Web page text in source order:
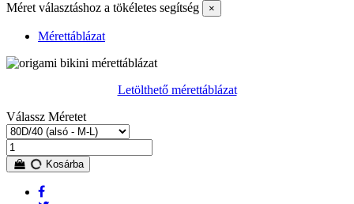
Méret választáshoz a tökéletes segítség ×
Mérettáblázat
Letölthető mérettáblázat
Válassz Méretet
Kosárba